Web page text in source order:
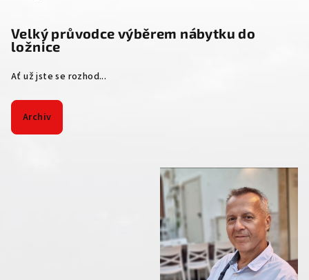
Velký průvodce výběrem nábytku do
ložnice
Ať už jste se rozhod...
Archiv